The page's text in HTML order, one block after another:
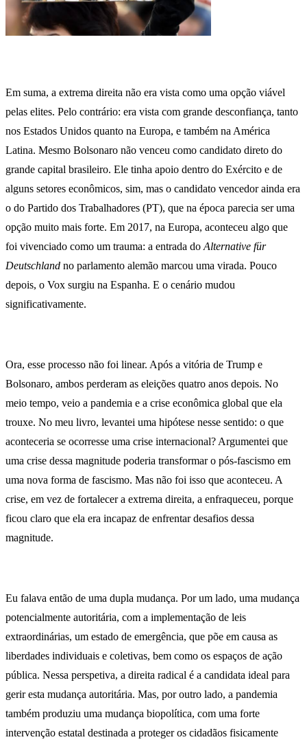
Em suma, a extrema direita não era vista como uma opção viável
pelas elites. Pelo contrário: era vista com grande desconfiança, tanto
nos Estados Unidos quanto na Europa, e também na América
Latina. Mesmo Bolsonaro não venceu como candidato direto do
grande capital brasileiro. Ele tinha apoio dentro do Exército e de
alguns setores econômicos, sim, mas o candidato vencedor ainda era
o do Partido dos Trabalhadores (PT), que na época parecia ser uma
opção muito mais forte. Em 2017, na Europa, aconteceu algo que
foi vivenciado como um trauma: a entrada do Alternative für
Deutschland no parlamento alemão marcou uma virada. Pouco
depois, o Vox surgiu na Espanha. E o cenário mudou
significativamente.
Ora, esse processo não foi linear. Após a vitória de Trump e
Bolsonaro, ambos perderam as eleições quatro anos depois. No
meio tempo, veio a pandemia e a crise econômica global que ela
trouxe. No meu livro, levantei uma hipótese nesse sentido: o que
aconteceria se ocorresse uma crise internacional? Argumentei que
uma crise dessa magnitude poderia transformar o pós-fascismo em
uma nova forma de fascismo. Mas não foi isso que aconteceu. A
crise, em vez de fortalecer a extrema direita, a enfraqueceu, porque
ficou claro que ela era incapaz de enfrentar desafios dessa
magnitude.
Eu falava então de uma dupla mudança. Por um lado, uma mudança
potencialmente autoritária, com a implementação de leis
extraordinárias, um estado de emergência, que põe em causa as
liberdades individuais e coletivas, bem como os espaços de ação
pública. Nessa perspetiva, a direita radical é a candidata ideal para
gerir esta mudança autoritária. Mas, por outro lado, a pandemia
também produziu uma mudança biopolítica, com uma forte
intervenção estatal destinada a proteger os cidadãos fisicamente